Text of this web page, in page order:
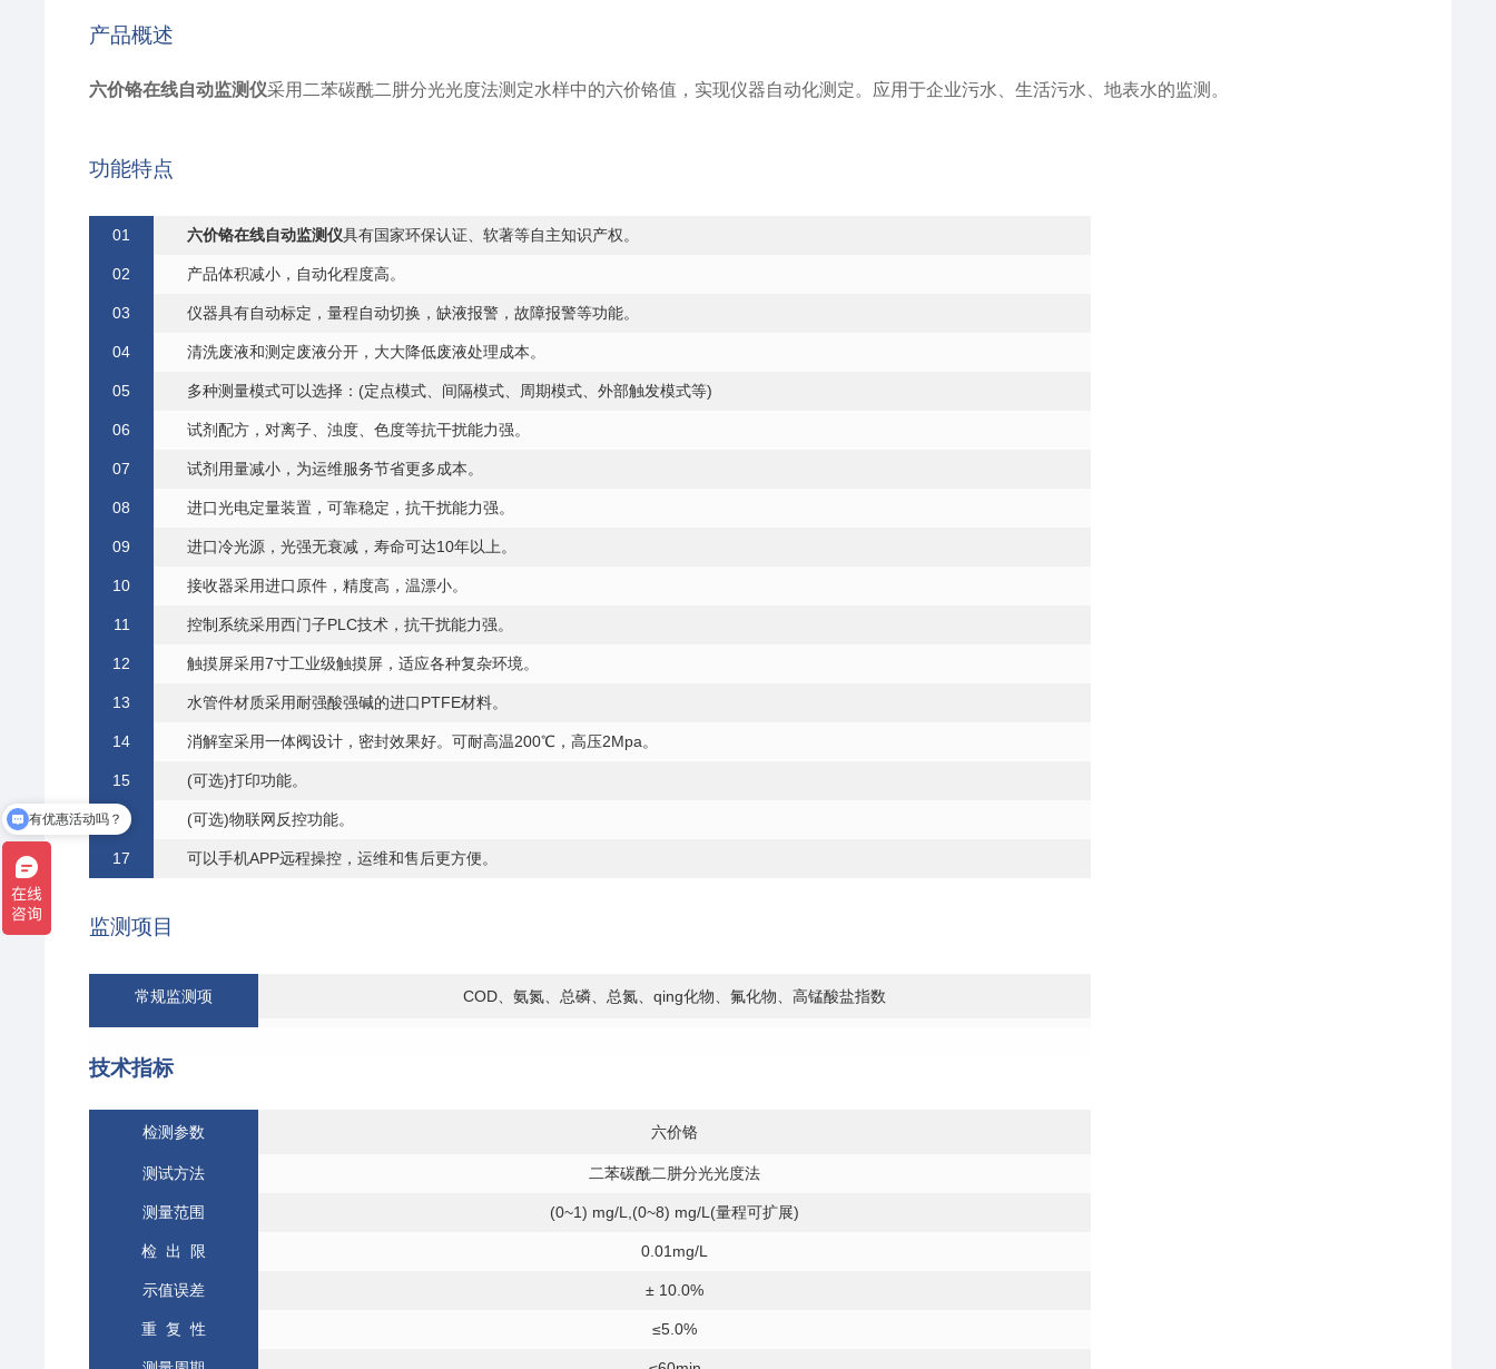
产品概述
六价铬在线自动监测仪采用二苯碳酰二肼分光光度法测定水样中的六价铬值，实现仪器自动化测定。应用于企业污水、生活污水、地表水的监测。
功能特点
01 六价铬在线自动监测仪具有国家环保认证、软著等自主知识产权。
02 产品体积减小，自动化程度高。
03 仪器具有自动标定，量程自动切换，缺液报警，故障报警等功能。
04 清洗废液和测定废液分开， 大大降低废液处理成本。
05 多种测量模式可以选择：(定点模式、间隔模式、周期模式、外部触发模式等)
06 试剂配方 ，对离子 、浊度、 色度等抗干扰能力强。
07 试剂用量减小，为运维服务节省更多成本。
08 进口光电定量装置，可靠稳定，抗干扰能力强。
09 进口冷光源，光强无衰减，寿命可达10年以上。
10 接收器采用进口 原件，精度高 ，温漂小。
11 控制系统采用西门子PLC技术，抗干扰能力强。
1 2 触摸屏采用7寸工业级触摸屏，适应各种复杂环境。
13 水管件材质采用耐强酸强碱的进口PTFE材料。
14 消解室采用一体阀设计，密封效果好。可耐高温200℃， 高压2Mpa。
15 (可选)打印功能。
16 (可选)物联网反控功能。
17 可以手机APP远程操控，运维和售后更方便。
监测项目
常规监测项 COD、氨氮、总磷、总氮、qing化物、氟化物、⾼锰酸盐指数
技术指标
检测参数 六价铬
测试方法 二苯碳酰二肼分光光度法
测量范围 (0~1) mg/L,(0~8) mg/L(量程可扩展)
检 出 限 0.01mg/L
示值误差 ± 10.0%
重 复 性 ≤5.0%
我想了解价格
有优惠活动吗？